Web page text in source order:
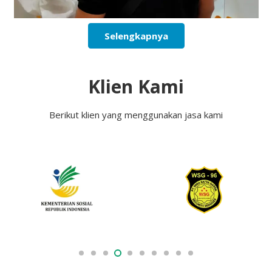
Selengkapnya
Klien Kami
Berikut klien yang menggunakan jasa kami